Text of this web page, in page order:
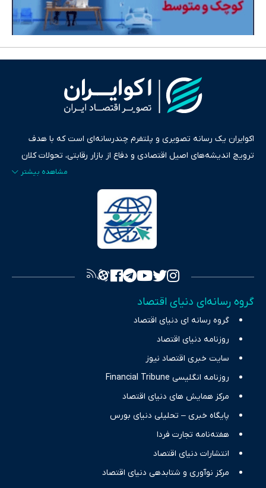
اکوایران یک رسانه تصویری و پلتفرم چندرسانه‌ای است که با هدف
ترویج اندیشه‌های اصیل اقتصادی و دفاع از بازار رقابتی، تحولات کلان
ایران و جهان را در قالب‌های ویدیو، پادکست، متن و گزارش‌های تحلیلی
پایش می‌کند. این رسانه به عنوان منبعی دقیق و قابل اعتماد، فراتر از
اطلاع‌رسانی صرف، به تبیین سیاست‌ها و کارکردهای بازارهای مالی،
سرمایه‌گذاری، تجارت و حوزه‌های نوظهور می‌پردازد. اکوایران با پایبندی
به اصول «انصاف، امانت و صداقت»، بستری برای انعکاس آراء متنوع
تصویری شفاف از واقعیت‌های اقتصادی ارائه دهد. ما در اکوایران با
چالش‌های فقر و بیکاری را جست‌وجو کرده و در کنار تحلیل آمارها،
نیازهای خبری مخاطبان در حوزه‌های اثرگذار بر اقتصاد را با رویکردی
حرفه‌ای و روزآمد پوشش می‌دهیم.
گروه رسانه‌ای دنیای اقتصاد
گروه رسانه ای دنیای اقتصاد
روزنامه دنیای اقتصاد
سایت خبری اقتصاد نیوز
روزنامه انگلیسی Financial Tribune
مرکز همایش های دنیای اقتصاد
پایگاه خبری – تحلیلی دنیای بورس
هفته‌نامه تجارت فردا
انتشارات دنیای اقتصاد
مرکز نوآوری و شتابدهی دنیای اقتصاد